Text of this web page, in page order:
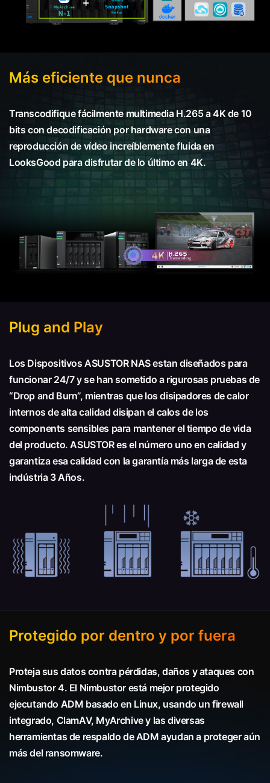
Más eficiente que nunca
Transcodifique fácilmente multimedia H.265 a 4K de 10
bits con decodificación por hardware con una
reproducción de vídeo increíblemente fluida en
LooksGood para disfrutar de lo último en 4K.
Plug and Play
Los Dispositivos ASUSTOR NAS estan diseñados para
funcionar 24/7 y se han sometido a rigurosas pruebas de
“Drop and Burn”, mientras que los disipadores de calor
internos de alta calidad disipan el calos de los
components sensibles para mantener el tiempo de vida
del producto. ASUSTOR es el número uno en calidad y
garantiza esa calidad con la garantía más larga de esta
indústria 3 Años.
Protegido por dentro y por fuera
Proteja sus datos contra pérdidas, daños y ataques con
Nimbustor 4. El Nimbustor está mejor protegido
ejecutando ADM basado en Linux, usando un firewall
integrado, ClamAV, MyArchive y las diversas
herramientas de respaldo de ADM ayudan a proteger aún
más del ransomware.